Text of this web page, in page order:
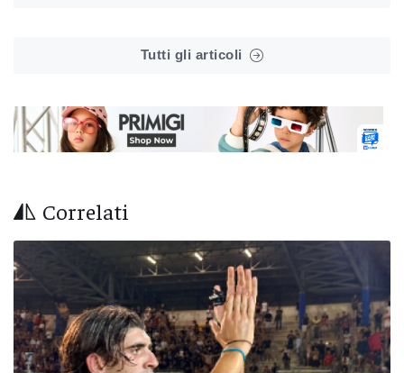
Tutti gli articoli
Correlati